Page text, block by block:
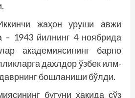
жаҳон уруши авжи
– 1943 йилнинг 4 ноябрида
академиясининг барпо
дахлдор ўзбек илм-
бош­ланиши бўлди.
бугуни ҳақида сўз